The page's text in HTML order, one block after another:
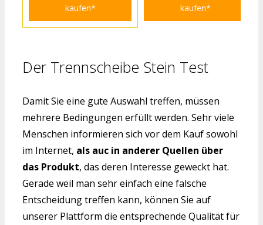
kaufen*
kaufen*
Der Trennscheibe Stein Test
Damit Sie eine gute Auswahl treffen, müssen
mehrere Bedingungen erfüllt werden. Sehr viele
Menschen informieren sich vor dem Kauf sowohl
im Internet, als auc in anderer Quellen über
das Produkt, das deren Interesse geweckt hat.
Gerade weil man sehr einfach eine falsche
Entscheidung treffen kann, können Sie auf
unserer Plattform die entsprechende Qualität für